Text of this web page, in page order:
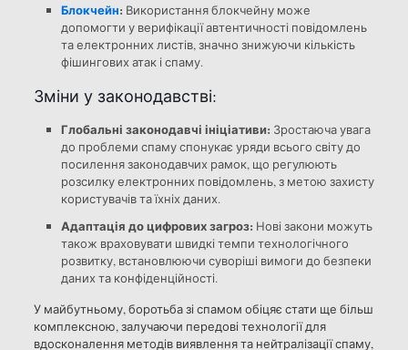
Блокчейн: Використання блокчейну може
допомогти у верифікації автентичності повідомлень
та електронних листів, значно знижуючи кількість
фішингових атак і спаму.
Зміни у законодавстві:
Глобальні законодавчі ініціативи: Зростаюча увага
до проблеми спаму спонукає уряди всього світу до
посилення законодавчих рамок, що регулюють
розсилку електронних повідомлень, з метою захисту
користувачів та їхніх даних.
Адаптація до цифрових загроз: Нові закони можуть
також враховувати швидкі темпи технологічного
розвитку, встановлюючи суворіші вимоги до безпеки
даних та конфіденційності.
У майбутньому, боротьба зі спамом обіцяє стати ще більш
комплексною, залучаючи передові технології для
вдосконалення методів виявлення та нейтралізації спаму,